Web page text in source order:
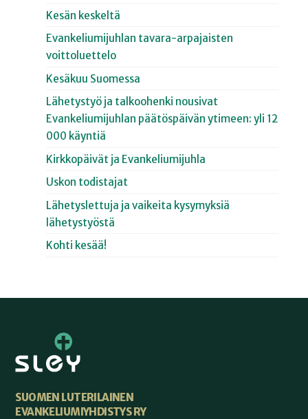
Kesän keskeltä
Evankeliumijuhlan tavara-arpajaisten
voittoluettelo
Kesäkuu Suomessa
Lähetystyö ja talkoohenki nousivat
Evankeliumijuhlan päätöspäivän ytimeen: yli 12
000 käyntiä
Kirkkopäivät ja Evankeliumijuhla
Uskon todistajat
Lähetyslettuja ja vaikeita kysymyksiä
lähetystyöstä
Kohti kesää!
SUOMEN LUTERILAINEN
EVANKELIUMIYHDISTYS RY